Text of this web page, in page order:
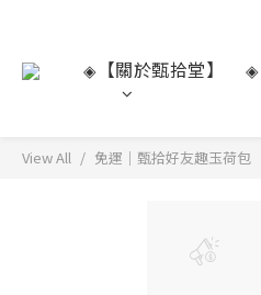
◈ 【關於甄拾堂】 ◈
View All 免運｜甄拾好友趣玉荷包